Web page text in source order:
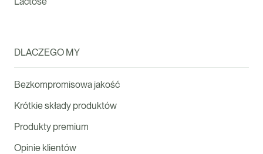
DLACZEGO MY
Bezkompromisowa jakość
Krótkie składy produktów
Produkty premium
Opinie klientów